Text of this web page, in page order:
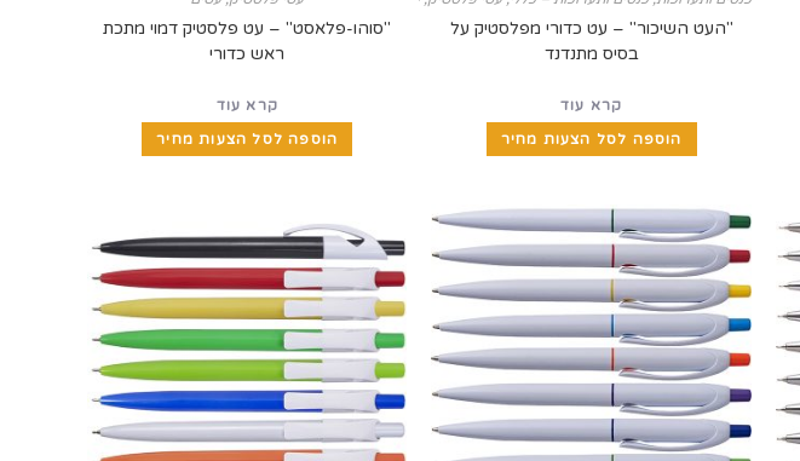
"העט השיכור" – עט כדורי מפלסטיק על
בסיס מתנדנד
קרא עוד
הוספה לסל הצעות מחיר
"סוהו-פלאסט" – עט פלסטיק דמוי מתכת
ראש כדורי
קרא עוד
הוספה לסל הצעות מחיר